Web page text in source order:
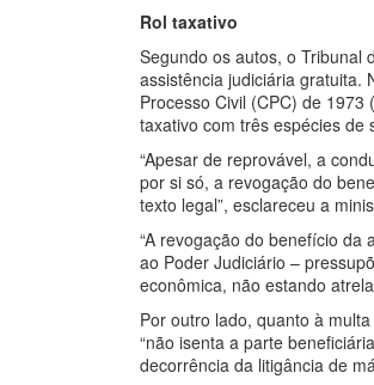
Rol taxativo
Segundo os autos, o Tribunal
assistência judiciária gratuita.
Processo Civil (CPC) de
taxativo com três espécies
“Apesar de reprovável, a
por si só, a revogação do
texto legal”, esclareceu a
“A revogação do benefício da
ao Poder Judiciário –
econômica, não estando
Por outro lado, quanto à
“não isenta a parte
decorrência da litigância de